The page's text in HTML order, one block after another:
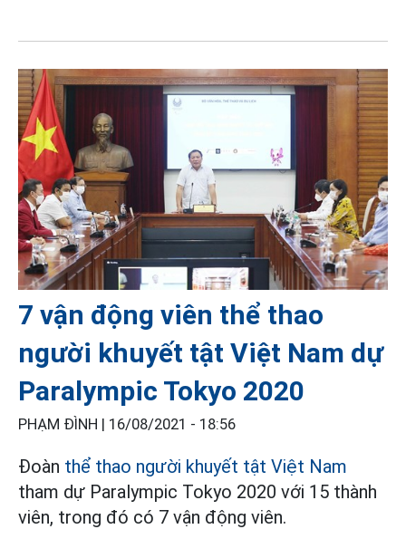
7 vận động viên thể thao
người khuyết tật Việt Nam dự
Paralympic Tokyo 2020
PHẠM ĐÌNH | 16/08/2021 - 18:56
Đoàn thể thao người khuyết tật Việt Nam
tham dự Paralympic Tokyo 2020 với 15 thành
viên, trong đó có 7 vận động viên.